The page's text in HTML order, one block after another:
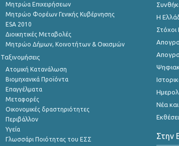
Μητρώα Επιχειρήσεων
Μητρώο Φορέων Γενικής Κυβέρνησης
ESA 2010
Διοικητικές Μεταβολές
Μητρώο Δήμων, Κοινοτήτων & Οικισμών
Ταξινομήσεις
Ατομική Κατανάλωση
Βιομηχανικά Προϊόντα
Επαγγέλματα
Μεταφορές
Οικονομικές δραστηριότητες
Περιβάλλον
Υγεία
Γλωσσάρι Ποιότητας του ΕΣΣ
Η
Στόχοι
Νέα
Στην